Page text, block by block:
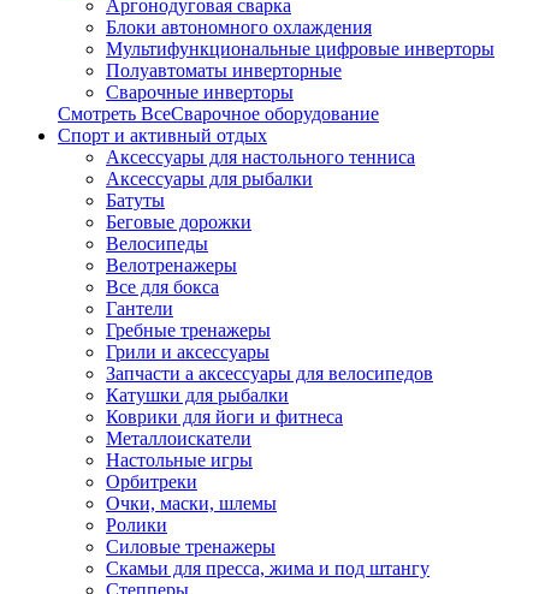
Аргонодуговая сварка
Блоки автономного охлаждения
Мультифункциональные цифровые инверторы
Полуавтоматы инверторные
Сварочные инверторы
Смотреть ВсеСварочное оборудование
Спорт и активный отдых
Аксессуары для настольного тенниса
Аксессуары для рыбалки
Батуты
Беговые дорожки
Велосипеды
Велотренажеры
Все для бокса
Гантели
Гребные тренажеры
Грили и аксессуары
Запчасти а аксессуары для велосипедов
Катушки для рыбалки
Коврики для йоги и фитнеса
Металлоискатели
Настольные игры
Орбитреки
Очки, маски, шлемы
Ролики
Силовые тренажеры
Скамьи для пресса, жима и под штангу
Степперы